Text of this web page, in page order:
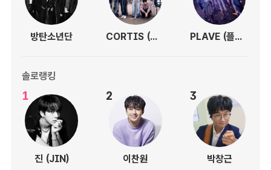
방탄소년단 CORTIS (코르티스) PLAVE (플레이브)
솔로랭킹
1
진 (JIN)
2
이찬원
3
박창근